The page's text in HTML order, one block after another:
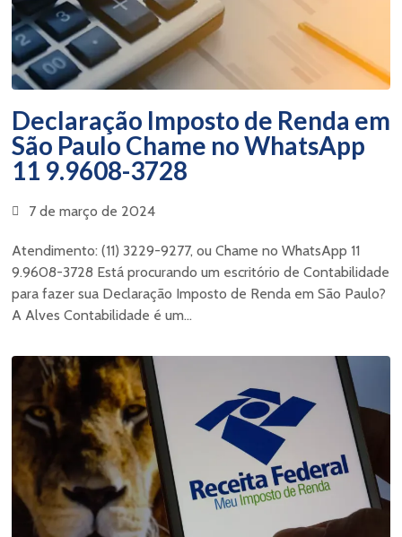
Declaração Imposto de Renda em
São Paulo Chame no WhatsApp
11 9.9608-3728
7 de março de 2024
Atendimento: (11) 3229-9277, ou Chame no WhatsApp 11
9.9608-3728 Está procurando um escritório de Contabilidade
para fazer sua Declaração Imposto de Renda em São Paulo?
A Alves Contabilidade é um...